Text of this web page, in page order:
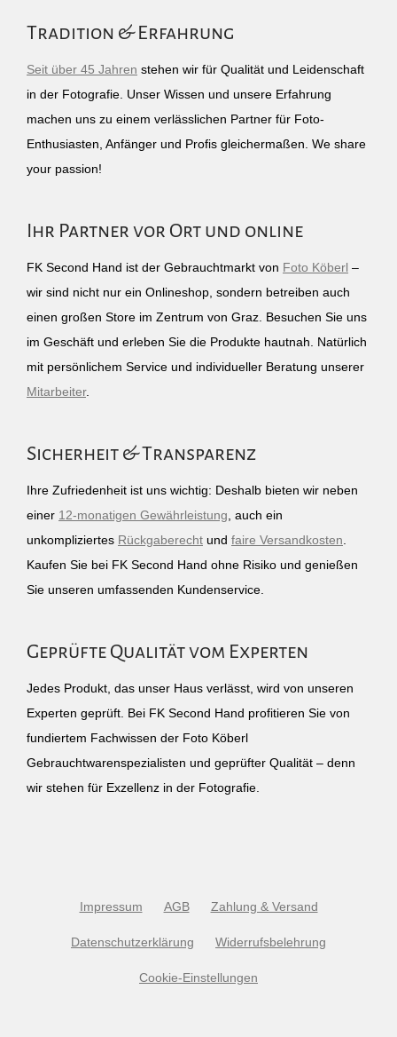
Tradition & Erfahrung
Seit über 45 Jahren stehen wir für Qualität und Leidenschaft
in der Fotografie. Unser Wissen und unsere Erfahrung
machen uns zu einem verlässlichen Partner für Foto-
Enthusiasten, Anfänger und Profis gleichermaßen. We share
your passion!
Ihr Partner vor Ort und online
FK Second Hand ist der Gebrauchtmarkt von Foto Köberl –
wir sind nicht nur ein Onlineshop, sondern betreiben auch
einen großen Store im Zentrum von Graz. Besuchen Sie uns
im Geschäft und erleben Sie die Produkte hautnah. Natürlich
mit persönlichem Service und individueller Beratung unserer
Mitarbeiter.
Sicherheit & Transparenz
Ihre Zufriedenheit ist uns wichtig: Deshalb bieten wir neben
einer 12-monatigen Gewährleistung , auch ein
unkompliziertes Rückgaberecht und faire Versandkosten
Kaufen Sie bei FK Second Hand ohne Risiko und genießen
Sie unseren umfassenden Kundenservice.
Geprüfte Qualität vom Experten
Jedes Produkt, das unser Haus verlässt, wird von unseren
Experten geprüft. Bei FK Second Hand profitieren Sie von
fundiertem Fachwissen der Foto Köberl
Gebrauchtwarenspezialisten und geprüfter Qualität – denn
wir stehen für Exzellenz in der Fotografie.
Impressum AGB Zahlung & Versand
Datenschutzerklärung Widerrufsbelehrung
Cookie-Einstellungen